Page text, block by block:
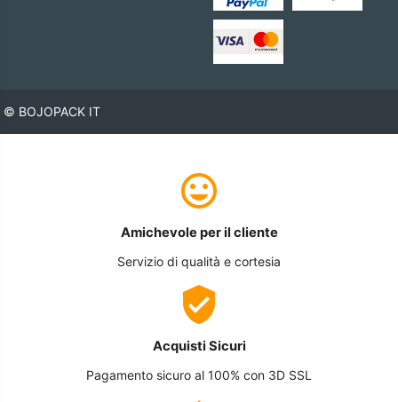
© BOJOPACK IT
Amichevole per il cliente
Servizio di qualità e cortesia
Acquisti Sicuri
Pagamento sicuro al 100% con 3D SSL